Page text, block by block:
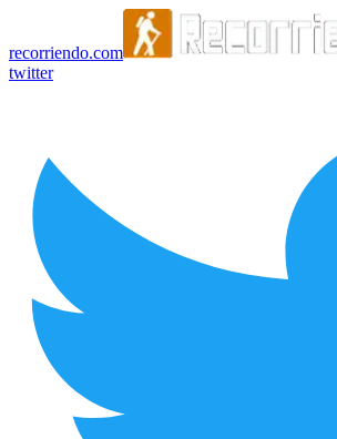
recorriendo.com
twitter